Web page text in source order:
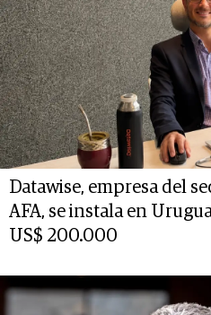
Datawise, empresa del
AFA, se instala en
US$ 200.000